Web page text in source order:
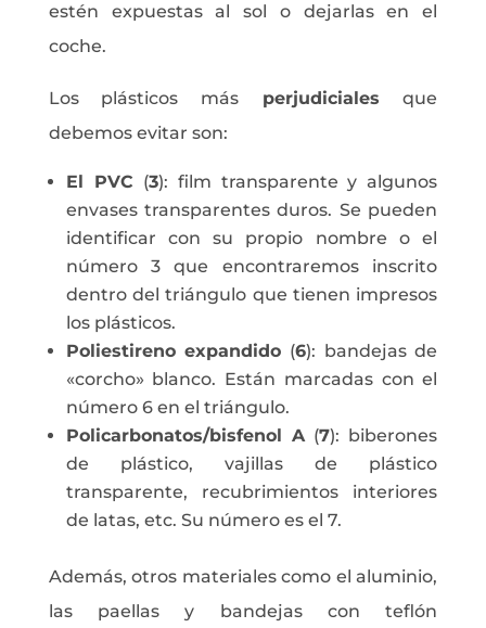
estén expuestas al sol o dejarlas en el
coche.
Los plásticos más perjudicialesque
debemos evitar son:
El PVC (3): film transparente y algunos
envases transparentes duros. Se pueden
identificar con su propio nombre o el
número 3 que encontraremos inscrito
dentro del triángulo que tienen impresos
los plásticos.
Poliestireno expandido (6): bandejas de
«corcho» blanco. Están marcadas con el
número 6 en el triángulo.
Policarbonatos/bisfenol A (7): biberones
de plástico, vajillas de plástico
transparente, recubrimientos interiores
de latas, etc. Su número es el 7.
Además, otros materiales como el aluminio,
las paellas y bandejas con teflón